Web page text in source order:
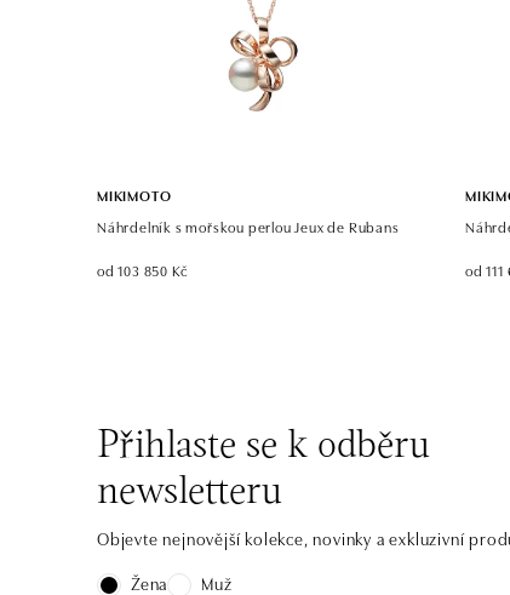
MIKIMOTO
Náhrdelník s mořskou perlou Jeux de Rubans
od 103 850 Kč od 111
Přihlaste se k odběru
newsletteru
Objevte nejnovější kolekce, novinky a exkluzivní
Žena
Muž